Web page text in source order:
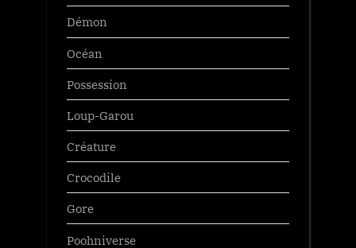
Démon
Océan
Possession
Loup-Garou
Créature
Crocodile
Gore
Poohniverse